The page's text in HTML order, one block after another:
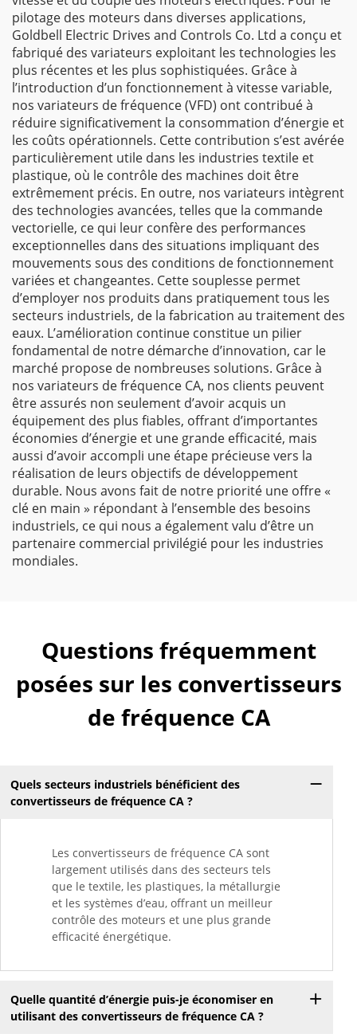
pilotage des moteurs dans diverses applications,
Goldbell Electric Drives and Controls Co. Ltd a conçu et
fabriqué des variateurs exploitant les technologies les
plus récentes et les plus sophistiquées. Grâce à
l’introduction d’un fonctionnement à vitesse variable,
nos variateurs de fréquence (VFD) ont contribué à
réduire significativement la consommation d’énergie et
les coûts opérationnels. Cette contribution s’est avérée
particulièrement utile dans les industries textile et
plastique, où le contrôle des machines doit être
extrêmement précis. En outre, nos variateurs intègrent
des technologies avancées, telles que la commande
vectorielle, ce qui leur confère des performances
exceptionnelles dans des situations impliquant des
mouvements sous des conditions de fonctionnement
variées et changeantes. Cette souplesse permet
d’employer nos produits dans pratiquement tous les
secteurs industriels, de la fabrication au traitement des
eaux. L’amélioration continue constitue un pilier
fondamental de notre démarche d’innovation, car le
marché propose de nombreuses solutions. Grâce à
nos variateurs de fréquence CA, nos clients peuvent
être assurés non seulement d’avoir acquis un
équipement des plus fiables, offrant d’importantes
économies d’énergie et une grande efficacité, mais
aussi d’avoir accompli une étape précieuse vers la
réalisation de leurs objectifs de développement
durable. Nous avons fait de notre priorité une offre «
clé en main » répondant à l’ensemble des besoins
industriels, ce qui nous a également valu d’être un
partenaire commercial privilégié pour les industries
mondiales.
Questions fréquemment
posées sur les convertisseurs
de fréquence CA
Quels secteurs industriels bénéficient des
convertisseurs de fréquence CA ?
Les convertisseurs de fréquence CA sont
largement utilisés dans des secteurs tels
que le textile, les plastiques, la métallurgie
et les systèmes d’eau, offrant un meilleur
contrôle des moteurs et une plus grande
efficacité énergétique.
Quelle quantité d’énergie puis-je économiser en
utilisant des convertisseurs de fréquence CA ?